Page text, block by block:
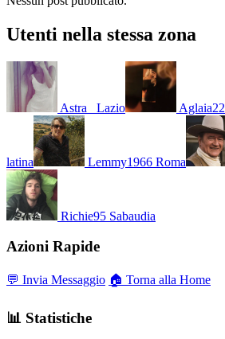
Utenti nella stessa zona
Astra_ Lazio Aglaia22
latina Lemmy1966 Roma
Richie95 Sabaudia
Azioni Rapide
💬 Invia Messaggio 🏠 Torna alla Home
📊 Statistiche